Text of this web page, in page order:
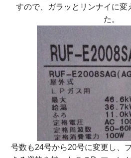
すので、ガラッとリンナイに変
た。
号数も24号から20号に変更し、